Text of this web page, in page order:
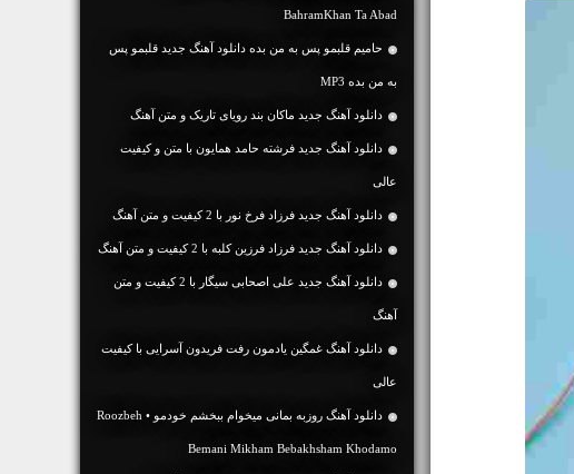
BahramKhan Ta Abad
حامیم قلبمو پس به من بده دانلود آهنگ جدید قلبمو پس
به من بده MP3
دانلود آهنگ جديد ماکان بند رویای تاریک و متن آهنگ
دانلود آهنگ جديد فرشته حامد همایون با متن و کیفیت
عالی
دانلود آهنگ جديد فرزاد فرخ نور با 2 کیفیت و متن آهنگ
دانلود آهنگ جديد فرزاد فرزین کلبه با 2 کیفیت و متن آهنگ
دانلود آهنگ جديد علی اصحابی سیگار با 2 کیفیت و متن
آهنگ
دانلود آهنگ غمگین یادمون رفت فریدون آسرایی با کیفیت
عالی
دانلود آهنگ روزبه بمانی میخوام ببخشم خودمو • Roozbeh
Bemani Mikham Bebakhsham Khodamo